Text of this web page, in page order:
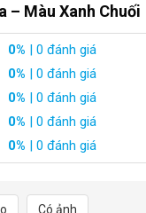
– Màu Xanh Chuối
0% | 0 đánh giá
0% | 0 đánh giá
0% | 0 đánh giá
0% | 0 đánh giá
0% | 0 đánh giá
Có ảnh